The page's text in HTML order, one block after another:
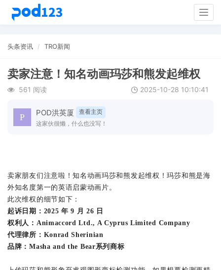
头条资讯 TRO新闻
卖家注意！知名动画玛莎和熊发起维权
561 阅读 2025-10-28 10:10:41
POD洪英厦
查看主页
这家伙很懒，什么也没写！
卖家朋友们注意啦！知名动画玛莎和熊发起维权！玛莎和熊是海
外知名度第一的英语启蒙动画片。
此次维权的细节如下：
起诉日期：2025 年 9 月 26 日
权利人：Animaccord Ltd., A Cyprus Limited Company
代理律所：Konrad Sherinian
品牌：Masha and the Bear系列商标